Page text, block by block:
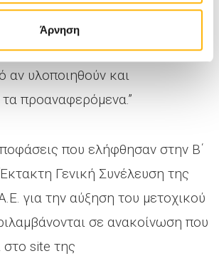
Άρνησηακόμα περισσότερα
το ΙΑΣΩ έχει μέλλον και
αν υλοποιηθούν και
προαναφερόμενα.”
που ελήφθησαν στην Β΄
Γενική Συνέλευση της
για την αύξηση του μετοχικού
σε ανακοίνωση που
στο site της